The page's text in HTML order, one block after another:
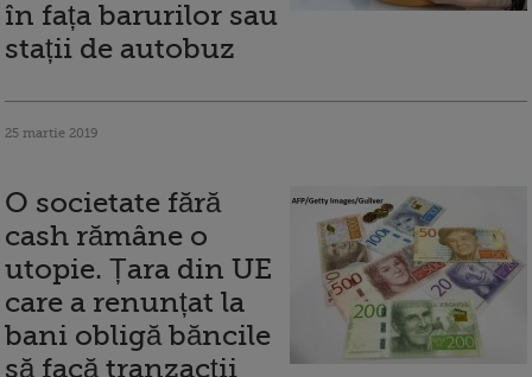
în fața barurilor sau
stații de autobuz
25 martie 2019
O societate fără
cash rămâne o
utopie. Țara din UE
care a renunțat la
bani obligă băncile
să facă tranzacții